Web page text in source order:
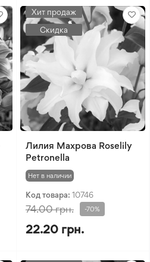
Хит продаж
Скидка
Лилия Махрова Roselily
Petronella
Нет в наличии
Код товара: 10746
74.00 грн. -70%
22.20 грн.